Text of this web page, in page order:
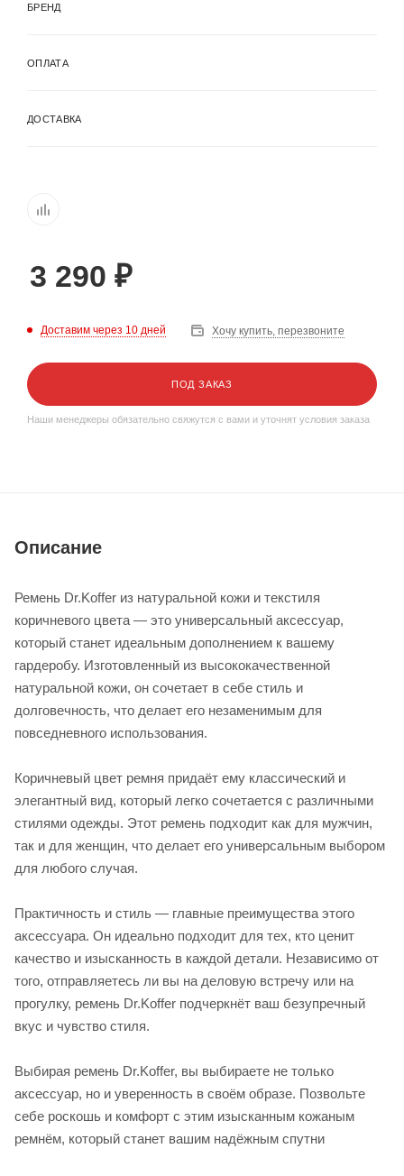
БРЕНД
ОПЛАТА
ДОСТАВКА
3 290 ₽
Доставим через 10 дней Хочу купить, перезвоните
ПОД ЗАКАЗ
Наши менеджеры обязательно свяжутся с вами и уточнят условия заказа
Описание
Ремень Dr.Koffer из натуральной кожи и текстиля
коричневого цвета — это универсальный аксессуар,
который станет идеальным дополнением к вашему
гардеробу. Изготовленный из высококачественной
натуральной кожи, он сочетает в себе стиль и
долговечность, что делает его незаменимым для
повседневного использования.
Коричневый цвет ремня придаёт ему классический и
элегантный вид, который легко сочетается с различными
стилями одежды. Этот ремень подходит как для мужчин,
так и для женщин, что делает его универсальным выбором
для любого случая.
Практичность и стиль — главные преимущества этого
аксессуара. Он идеально подходит для тех, кто ценит
качество и изысканность в каждой детали. Независимо от
того, отправляетесь ли вы на деловую встречу или на
прогулку, ремень Dr.Koffer подчеркнёт ваш безупречный
вкус и чувство стиля.
Выбирая ремень Dr.Koffer, вы выбираете не только
аксессуар, но и уверенность в своём образе. Позвольте
себе роскошь и комфорт с этим изысканным кожаным
ремнём, который станет вашим надёжным спутни